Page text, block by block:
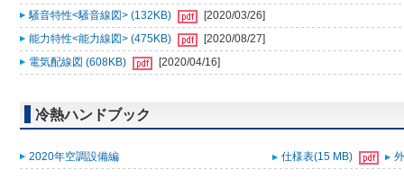
騒音特性<騒音線図> (132KB)
[2020/03/26]
能力特性<能力線図> (475KB)
[2020/08/27]
電気配線図 (608KB)
[2020/04/16]
冷熱ハンドブック
2020年空調設備編 仕様表(15 MB)